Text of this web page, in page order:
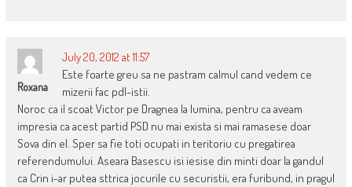
Roxana
July 20, 2012 at 11:57
Este foarte greu sa ne pastram calmul cand vedem ce
mizerii fac pdl-istii.
Noroc ca il scoat Victor pe Dragnea la lumina, pentru ca aveam
impresia ca acest partid PSD nu mai exista si mai ramasese doar
Sova din el. Sper sa fie toti ocupati in teritoriu cu pregatirea
referendumului. Aseara Basescu isi iesise din minti doar la gandul
ca Crin i-ar putea sttrica jocurile cu securistii, era furibund, in pragul